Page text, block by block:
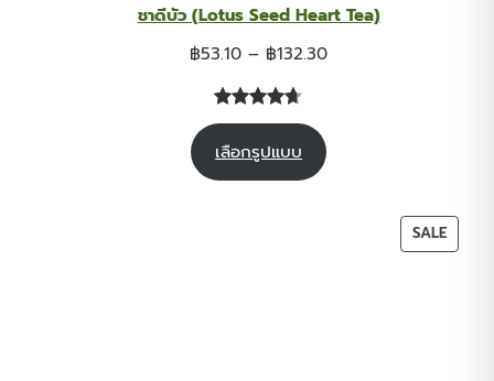
ชาดีบัว (Lotus Seed Heart Tea)
฿53.10 – ฿132.30Price
ให้คะแนน
4.62จาก
26
เลือกรูปแบบ
SALE
ON